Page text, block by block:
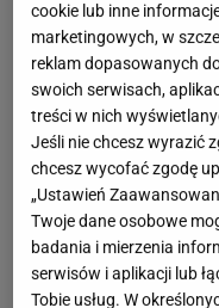
cookie lub inne
marketingowych, w
reklam dopasowanych
swoich serwisach,
treści w nich
Jeśli nie chcesz wyrazić
chcesz wycofać zgodę
„Ustawień
Twoje dane osobowe
badania i mierzenia
serwisów i aplikacji lub
Tobie usług. W